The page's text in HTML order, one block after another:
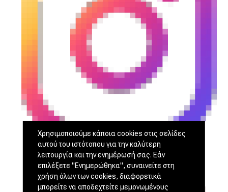
Χρησιμοποιούμε κάποια cookies στις σελίδες
αυτού του ιστότοπου για την καλύτερη
λειτουργία και την ενημέρωσή σας. Εάν
επιλέξετε "Ενημερώθηκα", συναινείτε στη
χρήση όλων των cookies, διαφορετικά
μπορείτε να αποδεχτείτε μεμονωμένους